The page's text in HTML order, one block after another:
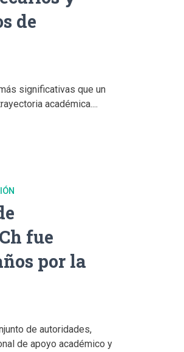
de
significativas que un
académica....
fue
por la
de autoridades,
de apoyo académico y